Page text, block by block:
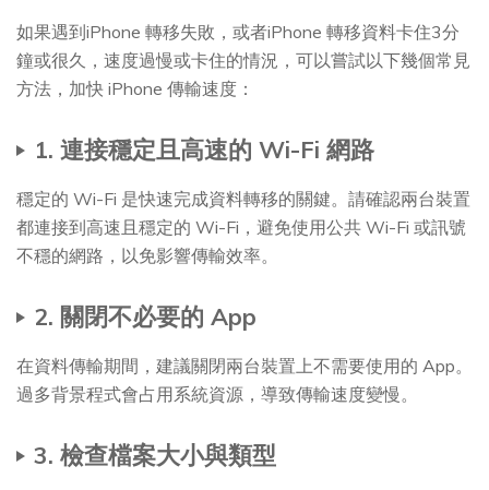
如果遇到iPhone 轉移失敗，或者iPhone 轉移資料卡住3分
鐘或很久，速度過慢或卡住的情況，可以嘗試以下幾個常見
方法，加快 iPhone 傳輸速度：
1. 連接穩定且高速的 Wi-Fi 網路
穩定的 Wi-Fi 是快速完成資料轉移的關鍵。請確認兩台裝置
都連接到高速且穩定的 Wi-Fi，避免使用公共 Wi-Fi 或訊號
不穩的網路，以免影響傳輸效率。
2. 關閉不必要的 App
在資料傳輸期間，建議關閉兩台裝置上不需要使用的 App。
過多背景程式會占用系統資源，導致傳輸速度變慢。
3. 檢查檔案大小與類型